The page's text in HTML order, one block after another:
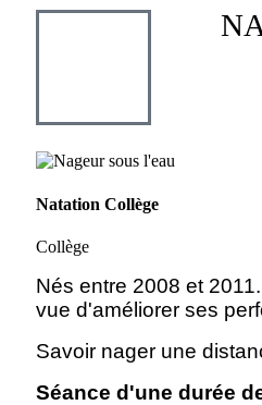
Natation Collège
Collège
Nés entre 2008 et
vue d'améliorer ses
Savoir nager une
Séance d'une durée